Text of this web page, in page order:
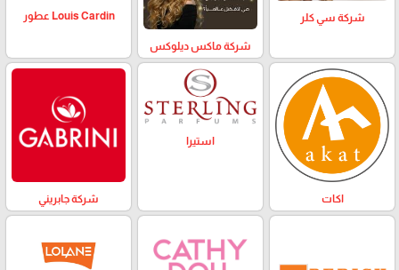
شركة سي كلر
شركة ماكس ديلوكس
Louis Cardin عطور
اكات
استيرا
شركة جابريني